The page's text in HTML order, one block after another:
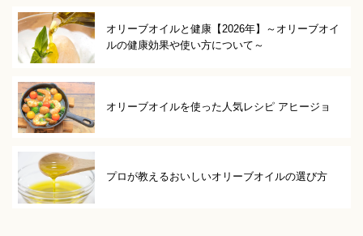
オリーブオイルと健康【2026年】～オリーブオイ
ルの健康効果や使い方について～
オリーブオイルを使った人気レシピ アヒージョ
プロが教えるおいしいオリーブオイルの選び方